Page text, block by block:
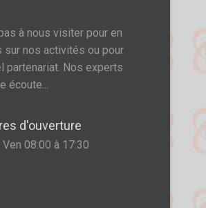
à nous visiter pour en
sur nos activités ou pour
partenariat. Nos experts
écoute...
d'ouverture
Ven 08:00 à 17:30